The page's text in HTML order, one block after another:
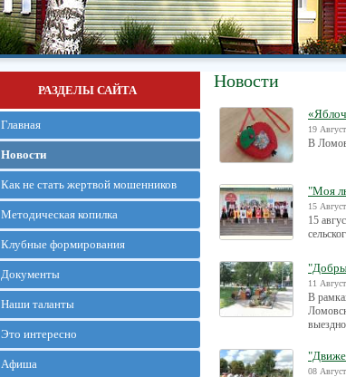
РАЗДЕЛЫ САЙТА
Главная
Новости
Как не стать жертвой мошенников
Методическая копилка
Клубные формирования
Документы
Наши таланты
Это интересно
Афиша
Новости
19
В
"Моя
15
15
11
В
08